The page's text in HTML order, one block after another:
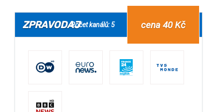
ZPRAVODAJPočet kanálů: 5 cena 40 Kč